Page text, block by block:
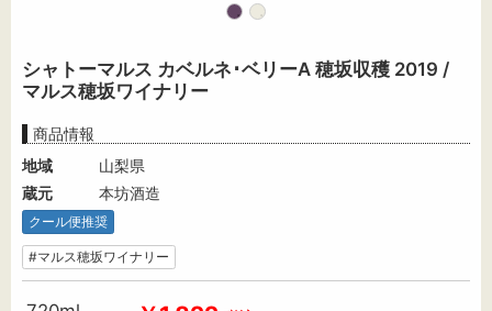
シャトーマルス カベルネ･ベリーA 穂坂収穫 2019 /
マルス穂坂ワイナリー
商品情報
地域
山梨県
蔵元
本坊酒造
クール便推奨
#マルス穂坂ワイナリー